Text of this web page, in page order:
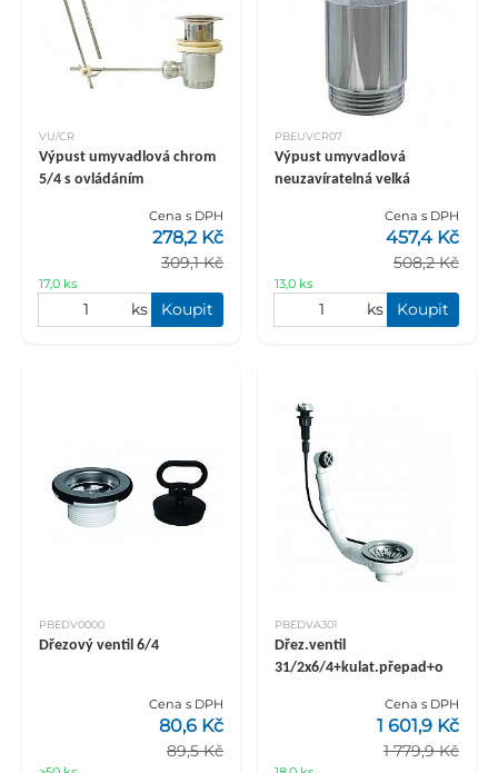
VU/CR
Výpust umyvadlová chrom
5/4 s ovládáním
Cena s DPH
309,1 Kč
278,2 Kč
17,0 ks
ks Koupit
PBEUVCR07
Výpust umyvadlová
neuzavíratelná velká
Cena s DPH
508,2 Kč
457,4 Kč
13,0 ks
ks Koupit
PBEDV0000
Dřezový ventil 6/4
Cena s DPH
89,5 Kč
80,6 Kč
PBEDVA301
Dřez.ventil
31/2x6/4+kulat.přepad+o
Cena s DPH
1 779,9 Kč
1 601,9 Kč